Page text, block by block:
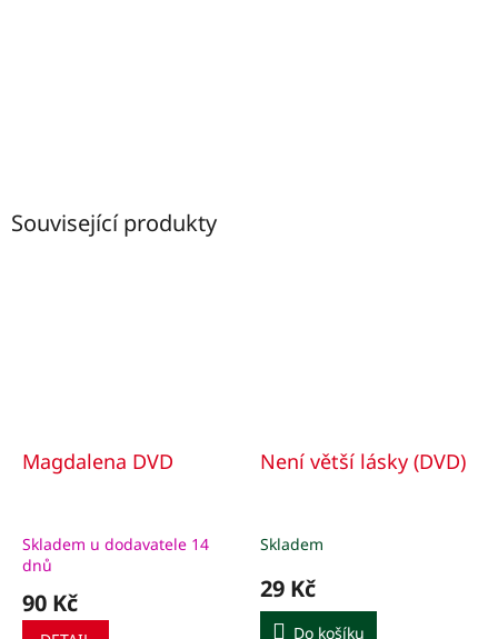
Související produkty
Magdalena DVD
Skladem u dodavatele 14
dnů
90 Kč
Není větší lásky (DVD)
Skladem
29 Kč
Do košíku